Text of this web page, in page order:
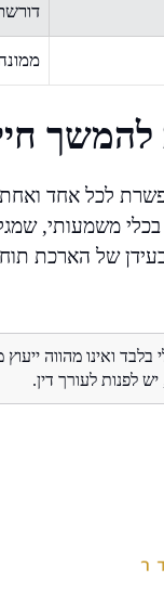
להמשך
לכל אחד
משמעותי,
של הארכת
ואינו מהווה
לפנות לעורך דין.